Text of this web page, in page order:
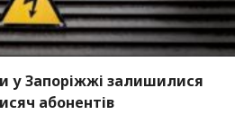
у Запоріжжі залишилися
абонентів